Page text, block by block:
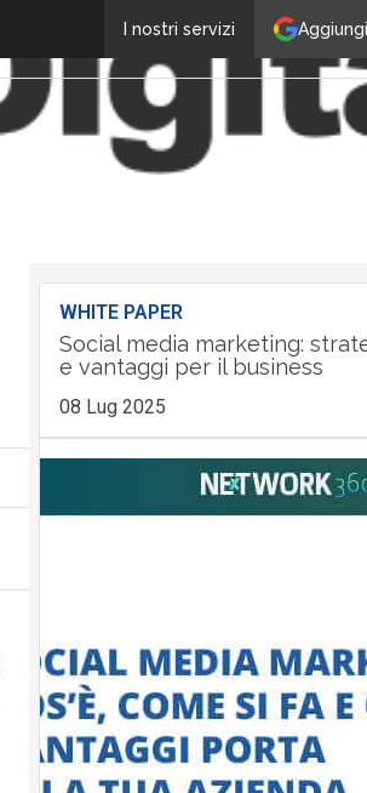
I nostri servizi
WHITE PAPER
Social media marketing:
e vantaggi per il business
08 Lug 2025